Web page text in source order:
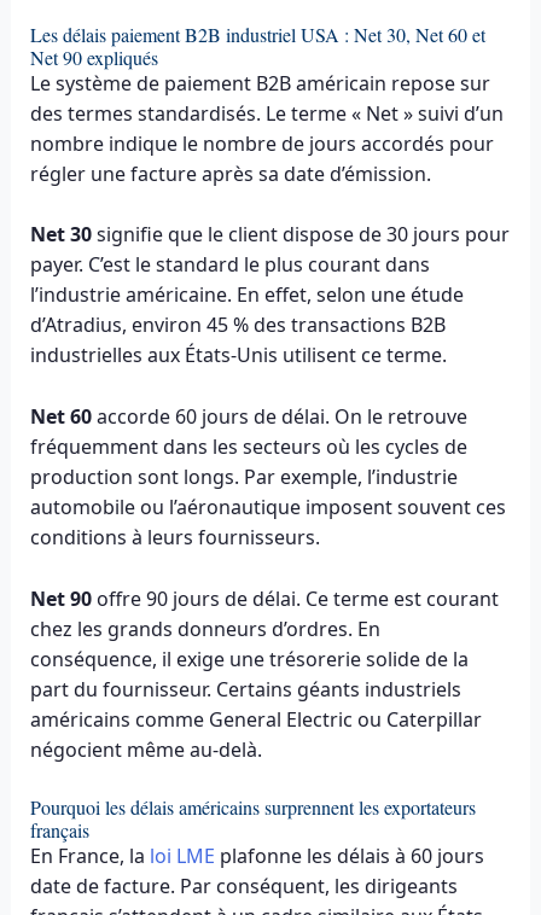
Les délais paiement B2B industriel USA : Net 30, Net 60 et
Net 90 expliqués
Le système de paiement B2B américain repose sur
des termes standardisés. Le terme « Net » suivi d’un
nombre indique le nombre de jours accordés pour
régler une facture après sa date d’émission.
Net 30signifie que le client dispose de 30 jours pour
payer. C’est le standard le plus courant dans
l’industrie américaine. En effet, selon une étude
d’Atradius, environ 45 % des transactions B2B
industrielles aux États-Unis utilisent ce terme.
Net 60accorde 60 jours de délai. On le retrouve
fréquemment dans les secteurs où les cycles de
production sont longs. Par exemple, l’industrie
automobile ou l’aéronautique imposent souvent ces
conditions à leurs fournisseurs.
Net 90offre 90 jours de délai. Ce terme est courant
chez les grands donneurs d’ordres. En
conséquence, il exige une trésorerie solide de la
part du fournisseur. Certains géants industriels
américains comme General Electric ou Caterpillar
négocient même au-delà.
Pourquoi les délais américains surprennent les exportateurs
français
En France, la loi LME plafonne les délais à 60 jours
date de facture. Par conséquent, les dirigeants